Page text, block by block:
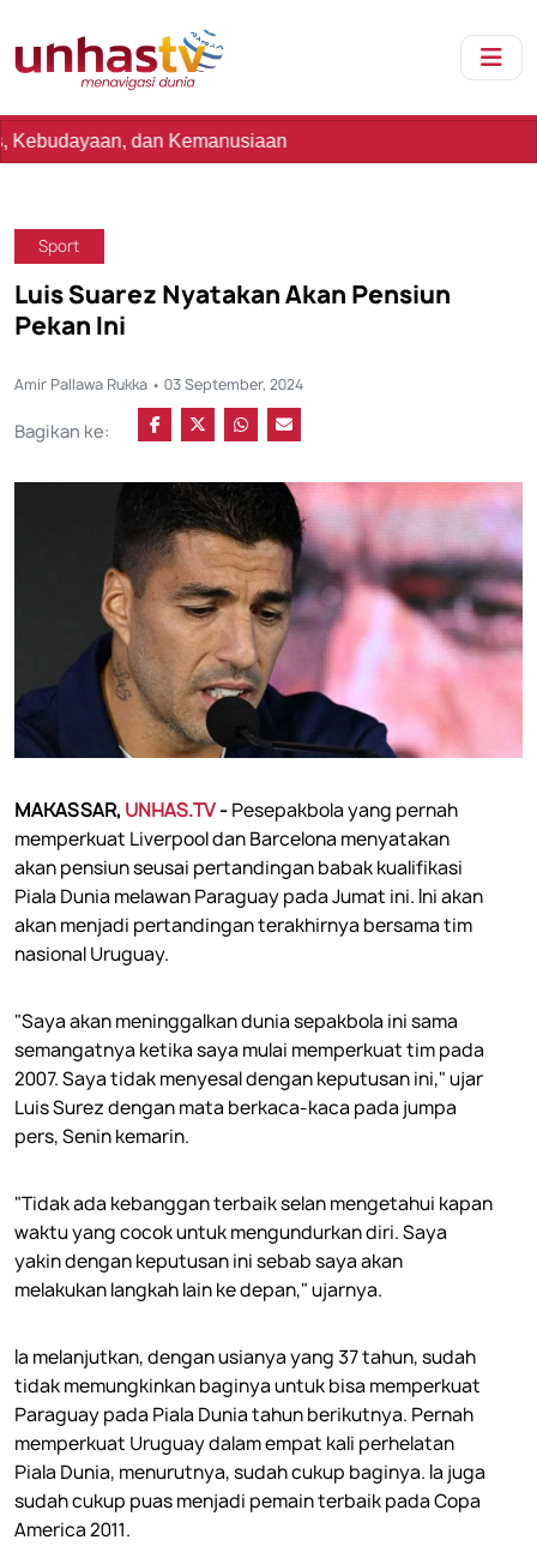
dan Kemanusiaan
Sport
Luis Suarez Nyatakan Akan Pensiun
Pekan Ini
Amir Pallawa Rukka • 03 September, 2024
Bagikan ke:
MAKASSAR, UNHAS.TV-Pesepakbola yang pernah
memperkuat Liverpool dan Barcelona menyatakan
akan pensiun seusai pertandingan babak kualifikasi
Piala Dunia melawan Paraguay pada Jumat ini. Ini akan
akan menjadi pertandingan terakhirnya bersama tim
nasional Uruguay.
"Saya akan meninggalkan dunia sepakbola ini sama
semangatnya ketika saya mulai memperkuat tim pada
2007. Saya tidak menyesal dengan keputusan ini," ujar
Luis Surez dengan mata berkaca-kaca pada jumpa
pers, Senin kemarin.
"Tidak ada kebanggan terbaik selan mengetahui kapan
waktu yang cocok untuk mengundurkan diri. Saya
yakin dengan keputusan ini sebab saya akan
melakukan langkah lain ke depan," ujarnya.
Ia melanjutkan, dengan usianya yang 37 tahun, sudah
tidak memungkinkan baginya untuk bisa memperkuat
Paraguay pada Piala Dunia tahun berikutnya. Pernah
memperkuat Uruguay dalam empat kali perhelatan
Piala Dunia, menurutnya, sudah cukup baginya. Ia juga
sudah cukup puas menjadi pemain terbaik pada Copa
America 2011.